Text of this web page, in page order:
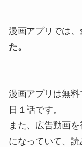
漫画アプリでは、
た。
漫画アプリは無
日１話です。
また、広告動画
になっていて、